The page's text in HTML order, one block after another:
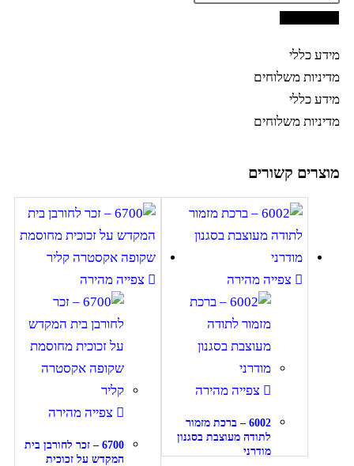
מידע כללי
מדיניות משלוחים
מידע כללי
מדיניות משלוחים
מוצרים קשורים
צפייה מהירה
צפייה מהירה
6002 – ברכת מזמור
לתודה מעוצבת בסגנון
מודרני
צפייה מהירה
צפייה מהירה
6700 – זכר לחורבן בית
המקדש על זכוכית